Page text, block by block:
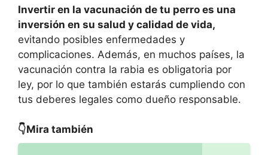
Invertir en la vacunación de tu perro es una
inversión en su salud y calidad de vida,
evitando posibles enfermedades y
complicaciones. Además, en muchos países, la
vacunación contra la rabia es obligatoria por
ley, por lo que también estarás cumpliendo con
tus deberes legales como dueño responsable.
👇Mira también